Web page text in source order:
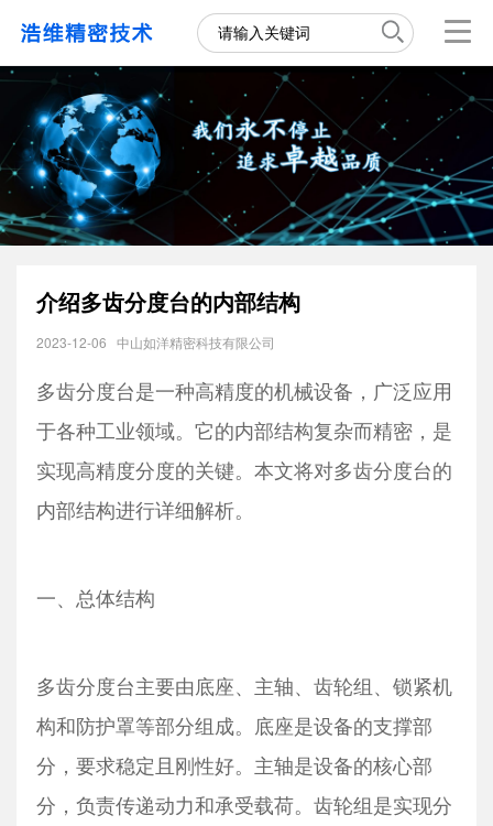
介绍多齿分度台的内部结构
2023-12-06 中山如洋精密科技有限公司
多齿分度台是一种高精度的机械设备，广泛应用
于各种工业领域。它的内部结构复杂而精密，是
实现高精度分度的关键。本文将对多齿分度台的
内部结构进行详细解析。
一、总体结构
多齿分度台主要由底座、主轴、齿轮组、锁紧机
构和防护罩等部分组成。底座是设备的支撑部
分，要求稳定且刚性好。主轴是设备的核心部
分，负责传递动力和承受载荷。齿轮组是实现分